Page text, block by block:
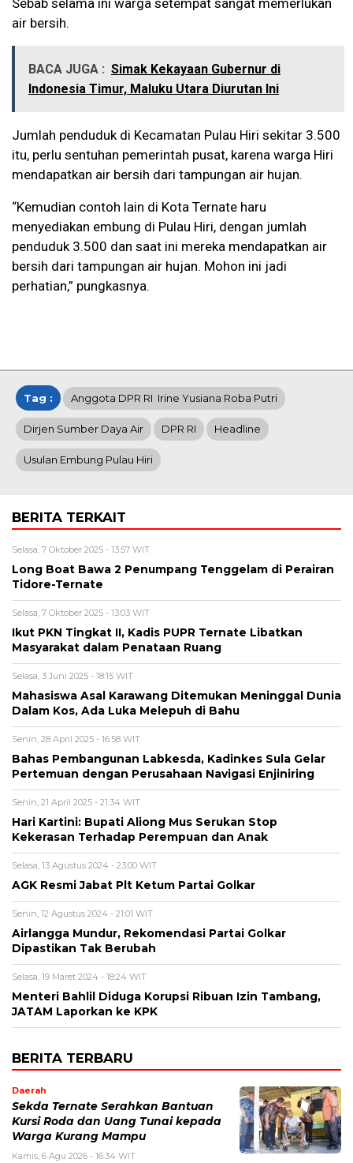
Sebab selama ini warga setempat sangat memerlukan
air bersih.
BACA JUGA : Simak Kekayaan Gubernur di
Indonesia Timur, Maluku Utara Diurutan Ini
Jumlah penduduk di Kecamatan Pulau Hiri sekitar 3.500
itu, perlu sentuhan pemerintah pusat, karena warga Hiri
mendapatkan air bersih dari tampungan air hujan.
“Kemudian contoh lain di Kota Ternate haru
menyediakan embung di Pulau Hiri, dengan jumlah
penduduk 3.500 dan saat ini mereka mendapatkan air
bersih dari tampungan air hujan. Mohon ini jadi
perhatian,” pungkasnya.
Tag : Anggota DPR RI Irine Yusiana Roba Putri
Dirjen Sumber Daya Air DPR RI Headline
Usulan Embung Pulau Hiri
BERITA TERKAIT
Selasa, 7 Oktober 2025 - 13:57 WIT
Long Boat Bawa 2 Penumpang Tenggelam di Perairan
Tidore-Ternate
Selasa, 7 Oktober 2025 - 13:03 WIT
Ikut PKN Tingkat II, Kadis PUPR Ternate Libatkan
Masyarakat dalam Penataan Ruang
Selasa, 3 Juni 2025 - 18:15 WIT
Mahasiswa Asal Karawang Ditemukan Meninggal Dunia
Dalam Kos, Ada Luka Melepuh di Bahu
Senin, 28 April 2025 - 16:58 WIT
Bahas Pembangunan Labkesda, Kadinkes Sula Gelar
Pertemuan dengan Perusahaan Navigasi Enjiniring
Senin, 21 April 2025 - 21:34 WIT
Hari Kartini: Bupati Aliong Mus Serukan Stop
Kekerasan Terhadap Perempuan dan Anak
Selasa, 13 Agustus 2024 - 23:00 WIT
AGK Resmi Jabat Plt Ketum Partai Golkar
Senin, 12 Agustus 2024 - 21:01 WIT
Airlangga Mundur, Rekomendasi Partai Golkar
Dipastikan Tak Berubah
Selasa, 19 Maret 2024 - 18:24 WIT
Menteri Bahlil Diduga Korupsi Ribuan Izin Tambang,
JATAM Laporkan ke KPK
BERITA TERBARU
Daerah
Sekda Ternate Serahkan Bantuan
Kursi Roda dan Uang Tunai kepada
Warga Kurang Mampu
Kamis, 6 Agu 2026 - 16:34 WIT